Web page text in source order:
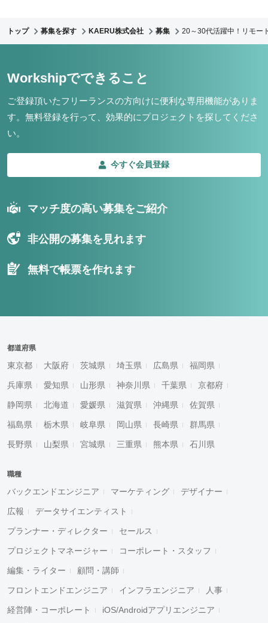
トップ 募集を探す KAERU株式会社 募集 20～30代活躍中！リモー
Workshipでできること
ご登録頂いたフリーランスの方向けに便利な専用機能がありま
す。 無料登録を行って、効果的にプロジェクトを探してくださ
い。
今すぐ会員登録
マッチ度の高い募集をご紹介
非公開の募集を見れます
無料で帳票を作れます
都道府県
東京都 大阪府 茨城県 埼玉県 広島県 福岡県
兵庫県 愛知県 山形県 神奈川県 千葉県 京都府
静岡県 北海道 愛媛県 滋賀県 沖縄県 佐賀県
福島県 栃木県 岐阜県 岡山県 長崎県 群馬県
長野県 山梨県 宮城県 三重県 熊本県 石川県
職種
バックエンドエンジニア マーケティング デザイナー
広報 データサイエンティスト
プランナー・ディレクター セールス
プロジェクトマネージャー コーポレート・スタッフ
編集・ライター 顧問・講師
フロントエンドエンジニア インフラエンジニア 人事
経営陣・コーポレート iOS/Androidアプリエンジニア